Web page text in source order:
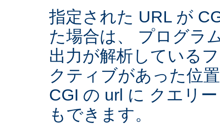
指定された URL が
た場合は、 プログラ
出力が解析している
クティブがあった位
CGI の url に クエリ
もできます。